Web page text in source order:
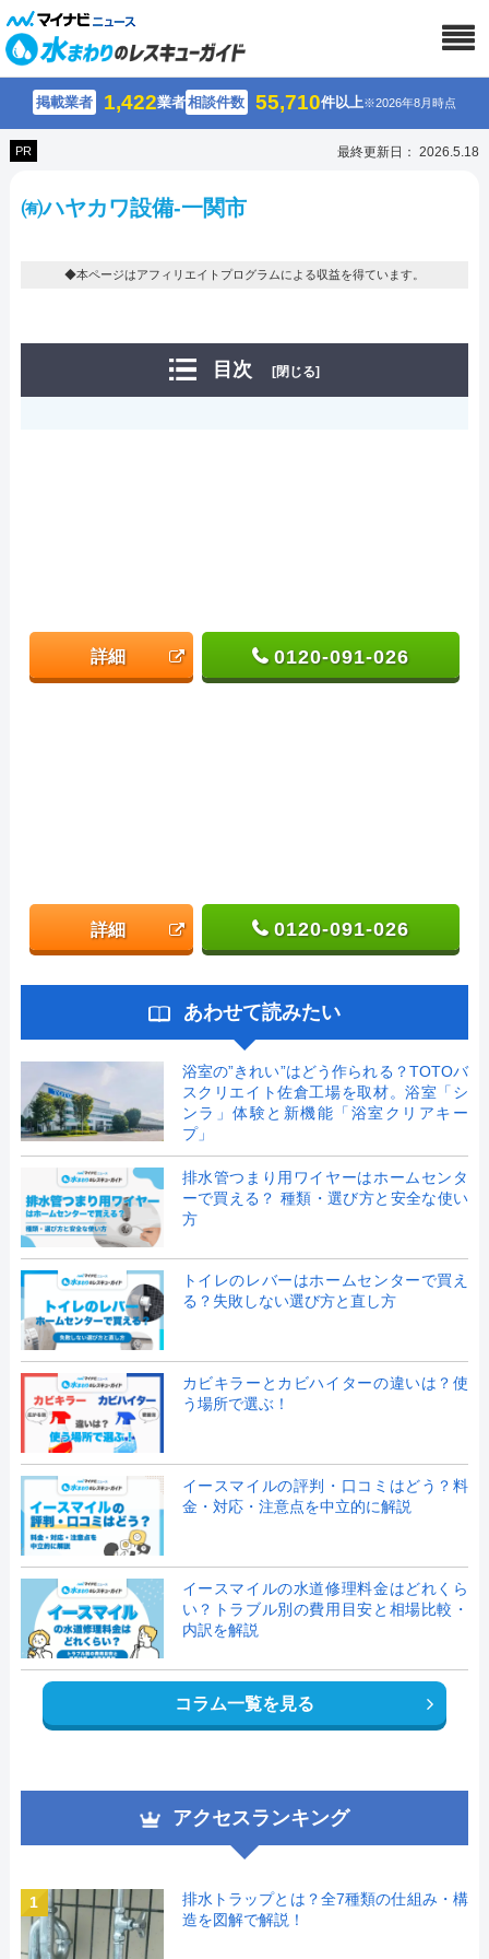
掲載業者 1,422業者相談件数 55,710件以上※2026年8月時点
PR 最終更新日： 2026.5.18
㈲ハヤカワ設備-一関市
◆本ページはアフィリエイトプログラムによる収益を得ています。
目次 [閉じる]
詳細 0120-091-026
詳細 0120-091-026
あわせて読みたい
浴室の”きれい”はどう作られる？TOTOバ
スクリエイト佐倉工場を取材。浴室「シ
ンラ」体験と新機能「浴室クリアキー
プ」
排水管つまり用ワイヤーはホームセンタ
ーで買える？ 種類・選び方と安全な使い
方
トイレのレバーはホームセンターで買え
る？失敗しない選び方と直し方
カビキラーとカビハイターの違いは？使
う場所で選ぶ！
イースマイルの評判・口コミはどう？料
金・対応・注意点を中立的に解説
イースマイルの水道修理料金はどれくら
い？トラブル別の費用目安と相場比較・
内訳を解説
コラム一覧を見る
アクセスランキング
1
排水トラップとは？全7種類の仕組み・構
造を図解で解説！